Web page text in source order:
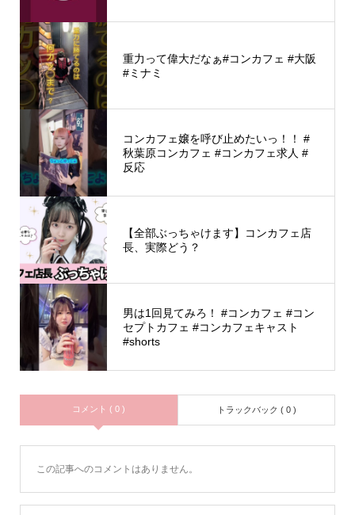
重力って偉大だなぁ#コンカフェ #大阪
#ミナミ
コンカフェ嬢を呼び止めたいっ！！ #
秋葉原コンカフェ #コンカフェ求人 #
反応
【全部ぶっちゃけます】コンカフェ店
長、実際どう？
男は1回見てみろ！ #コンカフェ #コン
セプトカフェ #コンカフェキャスト
#shorts
コメント ( 0 ) トラックバック ( 0 )
この記事へのコメントはありません。